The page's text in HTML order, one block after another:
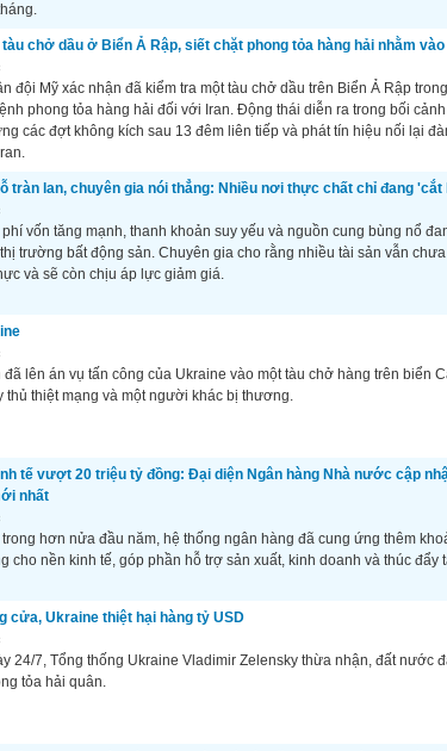
chở dầu ở Biển Ả Rập, siết chặt phong tỏa hàng hải nhằm
đội Mỹ xác nhận đã kiểm tra một tàu chở dầu trên Biển Ả Rập
phong tỏa hàng hải đối với Iran. Động thái diễn ra trong bối
các đợt không kích sau 13 đêm liên tiếp và phát tín hiệu nối lại
tràn lan, chuyên gia nói thẳng: Nhiều nơi thực chất chỉ đang 'cắt
vốn tăng mạnh, thanh khoản suy yếu và nguồn cung bùng nổ
thị trường bất động sản. Chuyên gia cho rằng nhiều tài sản vẫn
và sẽ còn chịu áp lực giảm giá.
đã lên án vụ tấn công của Ukraine vào một tàu chở hàng trên biển
thủ thiệt mạng và một người khác bị thương.
tế vượt 20 triệu tỷ đồng: Đại diện Ngân hàng Nhà nước cập
nhất
hơn nửa đầu năm, hệ thống ngân hàng đã cung ứng thêm
cho nền kinh tế, góp phần hỗ trợ sản xuất, kinh doanh và thúc đẩy
cửa, Ukraine thiệt hại hàng tỷ USD
24/7, Tổng thống Ukraine Vladimir Zelensky thừa nhận, đất nước
tỏa hải quân.